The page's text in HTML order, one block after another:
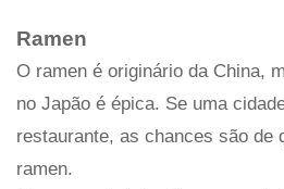
Ramen
O ramen é originário da China,
no Japão é épica. Se uma
restaurante, as chances são de
ramen.